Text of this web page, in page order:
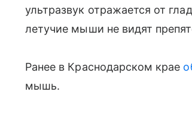
ультразвук отражается от
летучие мыши не видят
Ранее в Краснодарском крае
мышь.